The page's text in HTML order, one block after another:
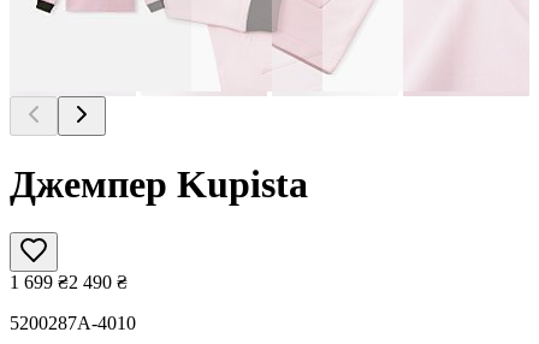
Джемпер Kupista
1 699 ₴2 490 ₴
5200287A-4010